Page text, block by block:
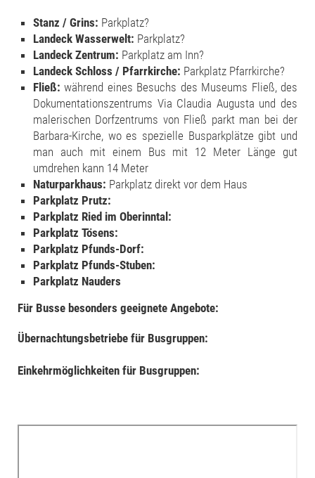
Stanz / Grins: Parkplatz?
Landeck Wasserwelt: Parkplatz?
Landeck Zentrum: Parkplatz am Inn?
Landeck Schloss / Pfarrkirche: Parkplatz Pfarrkirche?
Fließ:während eines Besuchs des Museums Fließ, des
Dokumentationszentrums Via Claudia Augusta und des
malerischen Dorfzentrums von Fließ parkt man bei der
Barbara-Kirche, wo es spezielle Busparkplätze gibt und
man auch mit einem Bus mit 12 Meter Länge gut
umdrehen kann 14 Meter
Naturparkhaus: Parkplatz direkt vor dem Haus
Parkplatz Prutz:
Parkplatz Ried im Oberinntal:
Parkplatz Tösens:
Parkplatz Pfunds-Dorf:
Parkplatz Pfunds-Stuben:
Parkplatz Nauders
Für Busse besonders geeignete Angebote:
Übernachtungsbetriebe für Busgruppen:
Einkehrmöglichkeiten für Busgruppen: